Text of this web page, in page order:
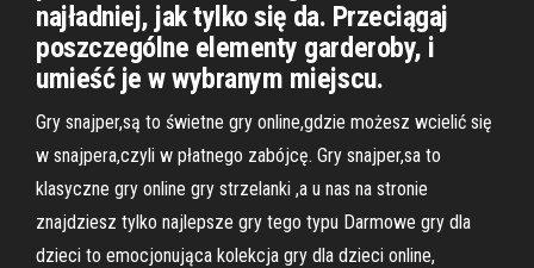
najładniej, jak tylko się da. Przeciągaj
poszczególne elementy garderoby, i
umieść je w wybranym miejscu.
Gry snajper,są to świetne gry online,gdzie możesz wcielić się
w snajpera,czyli w płatnego zabójcę. Gry snajper,sa to
klasyczne gry online gry strzelanki ,a u nas na stronie
znajdziesz tylko najlepsze gry tego typu Darmowe gry dla
dzieci to emocjonująca kolekcja gry dla dzieci online,